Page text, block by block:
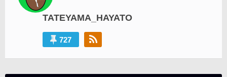
シ
TATEYAMA_HAYATO
727